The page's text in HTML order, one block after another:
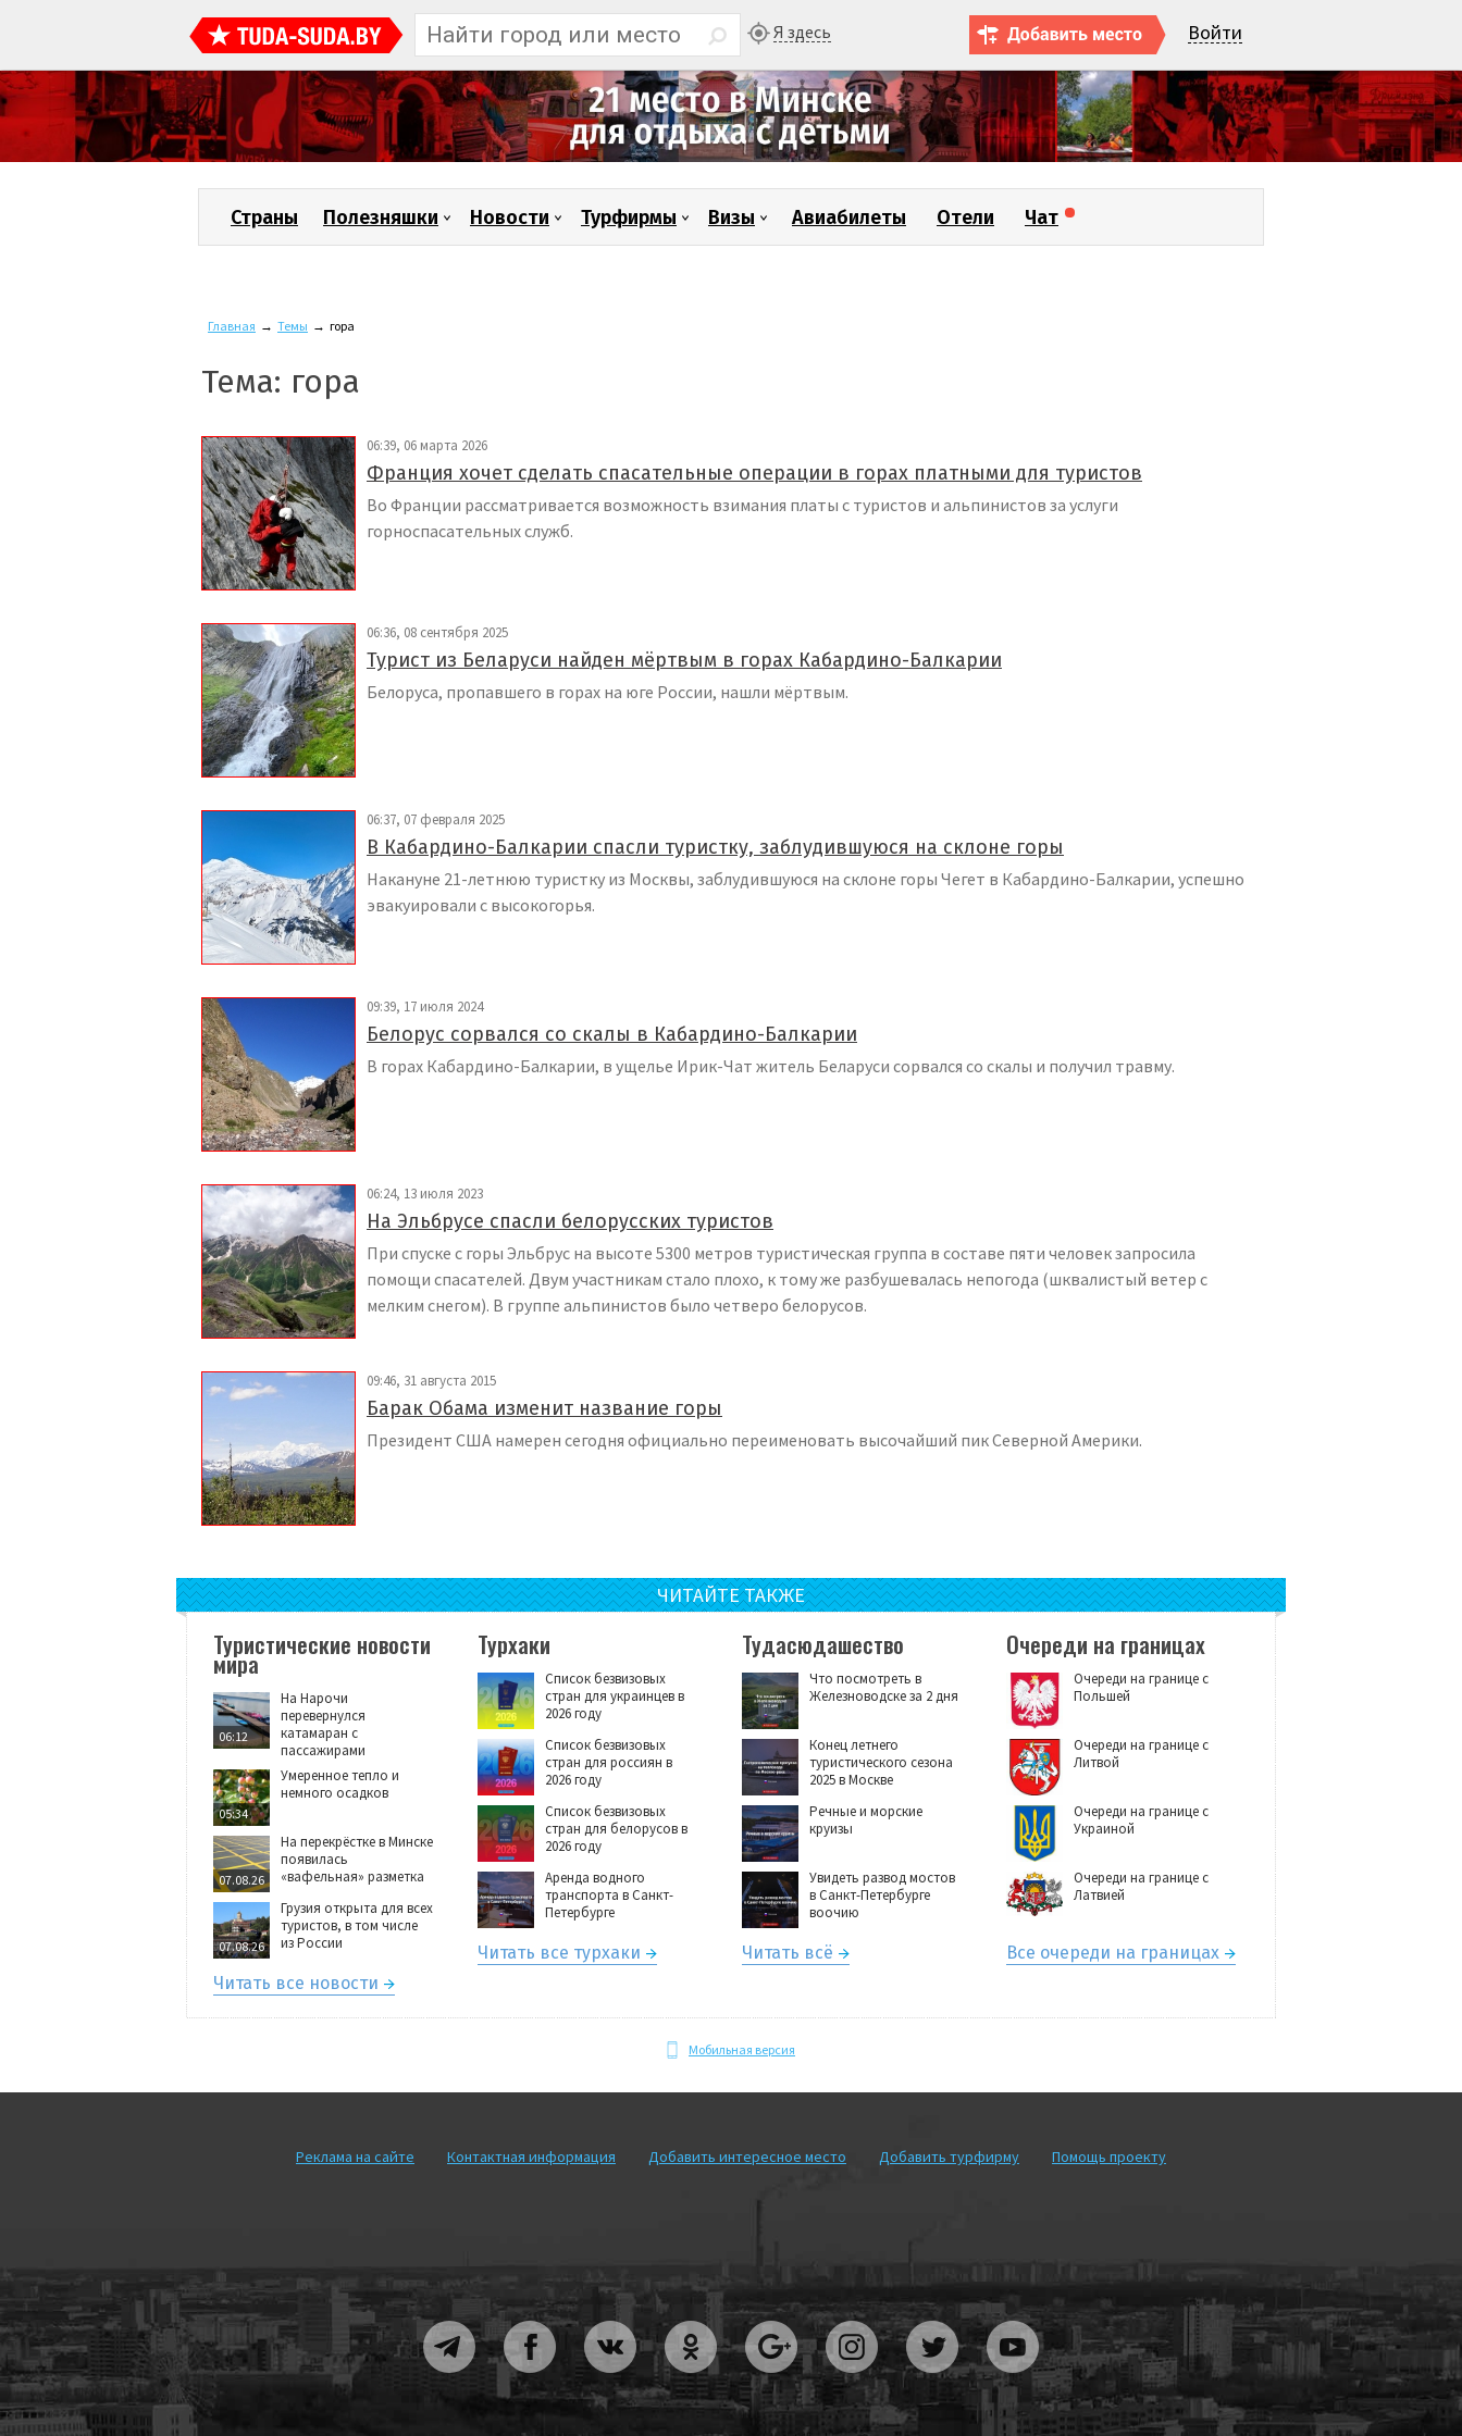
Я здесь Войти
Страны Полезняшки Новости Турфирмы Визы Авиабилеты Отели Чат
Главная → Темы → гора
Тема: гора
06:39, 06 марта 2026
Франция хочет сделать спасательные операции в горах платными для туристов
Во Франции рассматривается возможность взимания платы с туристов и альпинистов за услуги
горноспасательных служб.
06:36, 08 сентября 2025
Турист из Беларуси найден мёртвым в горах Кабардино-Балкарии
Белоруса, пропавшего в горах на юге России, нашли мёртвым.
06:37, 07 февраля 2025
В Кабардино-Балкарии спасли туристку, заблудившуюся на склоне горы
Накануне 21-летнюю туристку из Москвы, заблудившуюся на склоне горы Чегет в Кабардино-Балкарии, успешно
эвакуировали с высокогорья.
09:39, 17 июля 2024
Белорус сорвался со скалы в Кабардино-Балкарии
В горах Кабардино-Балкарии, в ущелье Ирик-Чат житель Беларуси сорвался со скалы и получил травму.
06:24, 13 июля 2023
На Эльбрусе спасли белорусских туристов
При спуске с горы Эльбрус на высоте 5300 метров туристическая группа в составе пяти человек запросила
помощи спасателей. Двум участникам стало плохо, к тому же разбушевалась непогода (шквалистый ветер с
мелким снегом). В группе альпинистов было четверо белорусов.
09:46, 31 августа 2015
Барак Обама изменит название горы
Президент США намерен сегодня официально переименовать высочайший пик Северной Америки.
ЧИТАЙТЕ ТАКЖЕ
Туристические новости
мира
06:12
На Нарочи
перевернулся
катамаран с
пассажирами
05:34
Умеренное тепло и
немного осадков
07.08.26
На перекрёстке в Минске
появилась
«вафельная» разметка
07.08.26
Грузия открыта для всех
туристов, в том числе
из России
Читать все новости
Турхаки
Список безвизовых
стран для украинцев в
2026 году
Список безвизовых
стран для россиян в
2026 году
Список безвизовых
стран для белорусов в
2026 году
Аренда водного
транспорта в Санкт-
Петербурге
Читать все турхаки
Тудасюдашество
Что посмотреть в
Железноводске за 2 дня
Конец летнего
туристического сезона
2025 в Москве
Речные и морские
круизы
Увидеть развод мостов
в Санкт-Петербурге
воочию
Читать всё
Очереди на границах
Очереди на границе с
Польшей
Очереди на границе с
Литвой
Очереди на границе с
Украиной
Очереди на границе с
Латвией
Все очереди на границах
Мобильная версия
Реклама на сайте Контактная информация Добавить интересное место Добавить турфирму Помощь проекту